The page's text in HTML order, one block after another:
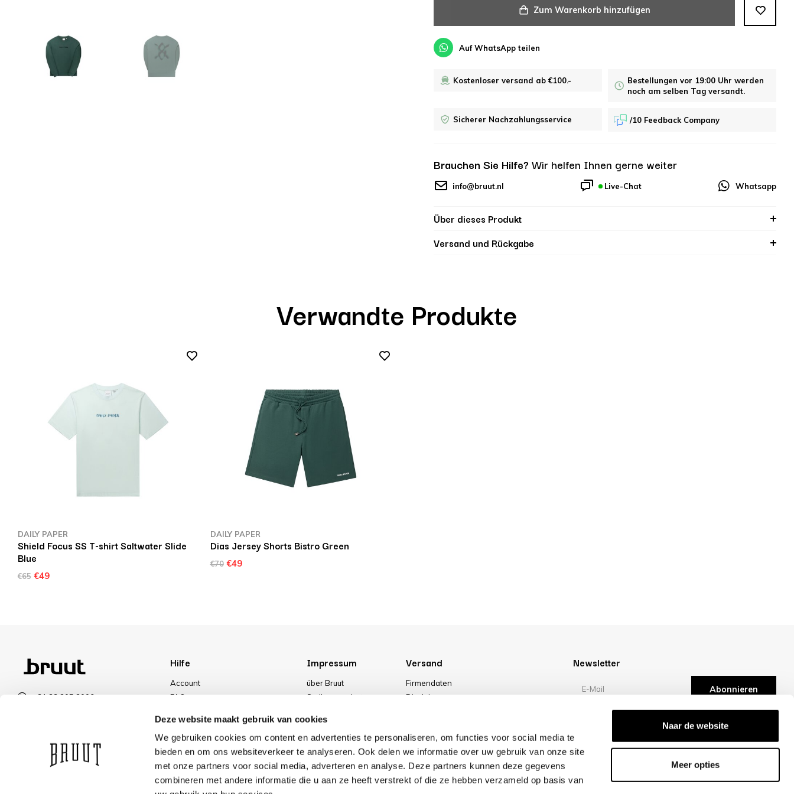
Deze website maakt gebruik van cookies
We gebruiken cookies om content en advertenties te personaliseren, om functies voor social media te
bieden en om ons websiteverkeer te analyseren. Ook delen we informatie over uw gebruik van onze site
met onze partners voor social media, adverteren en analyse. Deze partners kunnen deze gegevens
combineren met andere informatie die u aan ze heeft verstrekt of die ze hebben verzameld op basis van
Naar de website
Meer opties
Zum Warenkorb hinzufügen
Auf WhatsApp teilen
Kostenloser versand ab €100.-
Bestellungen vor 19:00 Uhr werden
noch am selben Tag versandt.
Sicherer Nachzahlungsservice /10 Feedback Company
Brauchen Sie Hilfe? Wir helfen Ihnen gerne weiter
info@bruut.nl Live-Chat Whatsapp
Über dieses Produkt
Versand und Rückgabe
Verwandte Produkte
DAILY PAPER
Shield Focus SS T-shirt Saltwater Slide
Blue
€65 €49
DAILY PAPER
Dias Jersey Shorts Bistro Green
€70 €49
+31 23 205 2006
ÖFFNUNGSZEITEN ANZEIGEN
Hilfe
Account
FAQ
Zahlungsarten
Versand
Rabatt
Impressum
über Bruut
Stellenangebote
Unser geschäft
Versand
Firmendaten
Disclaimer
Cookies
Newsletter
Abonnieren
/10 -